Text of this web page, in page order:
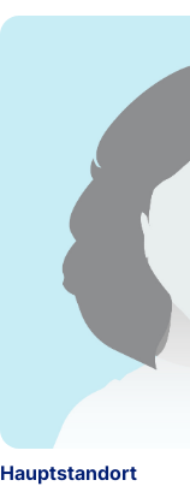
Hauptstandort